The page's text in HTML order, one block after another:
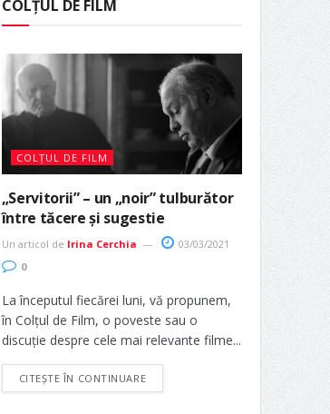
COLȚUL DE FILM
COLȚUL DE FILM
„Servitorii” – un „noir” tulburător
între tăcere și sugestie
Un articol de Irina Cerchia
03/03/2021
0
La începutul fiecărei luni, vă propunem,
în Colțul de Film, o poveste sau o
discuție despre cele mai relevante filme...
CITEȘTE ÎN CONTINUARE